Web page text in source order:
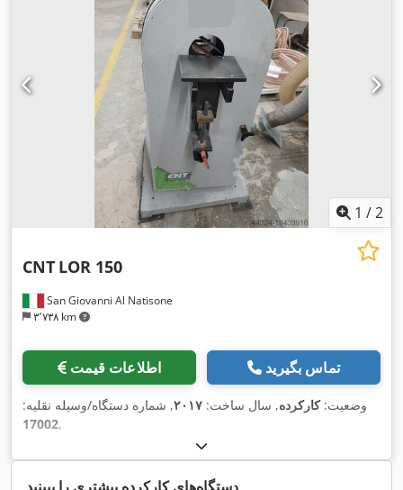
1 /2
San Giovanni Al Natisone
۳٬۷۳۸ km
CNT LOR 150
اطلاعات قیمت تماس بگیرید
وضعیت:کارکرده, سال ساخت: ۲۰۱۷, شماره دستگاه/وسیله نقلیه:
17002,
دستگاه‌های کارکرده بیشتری را ببینید